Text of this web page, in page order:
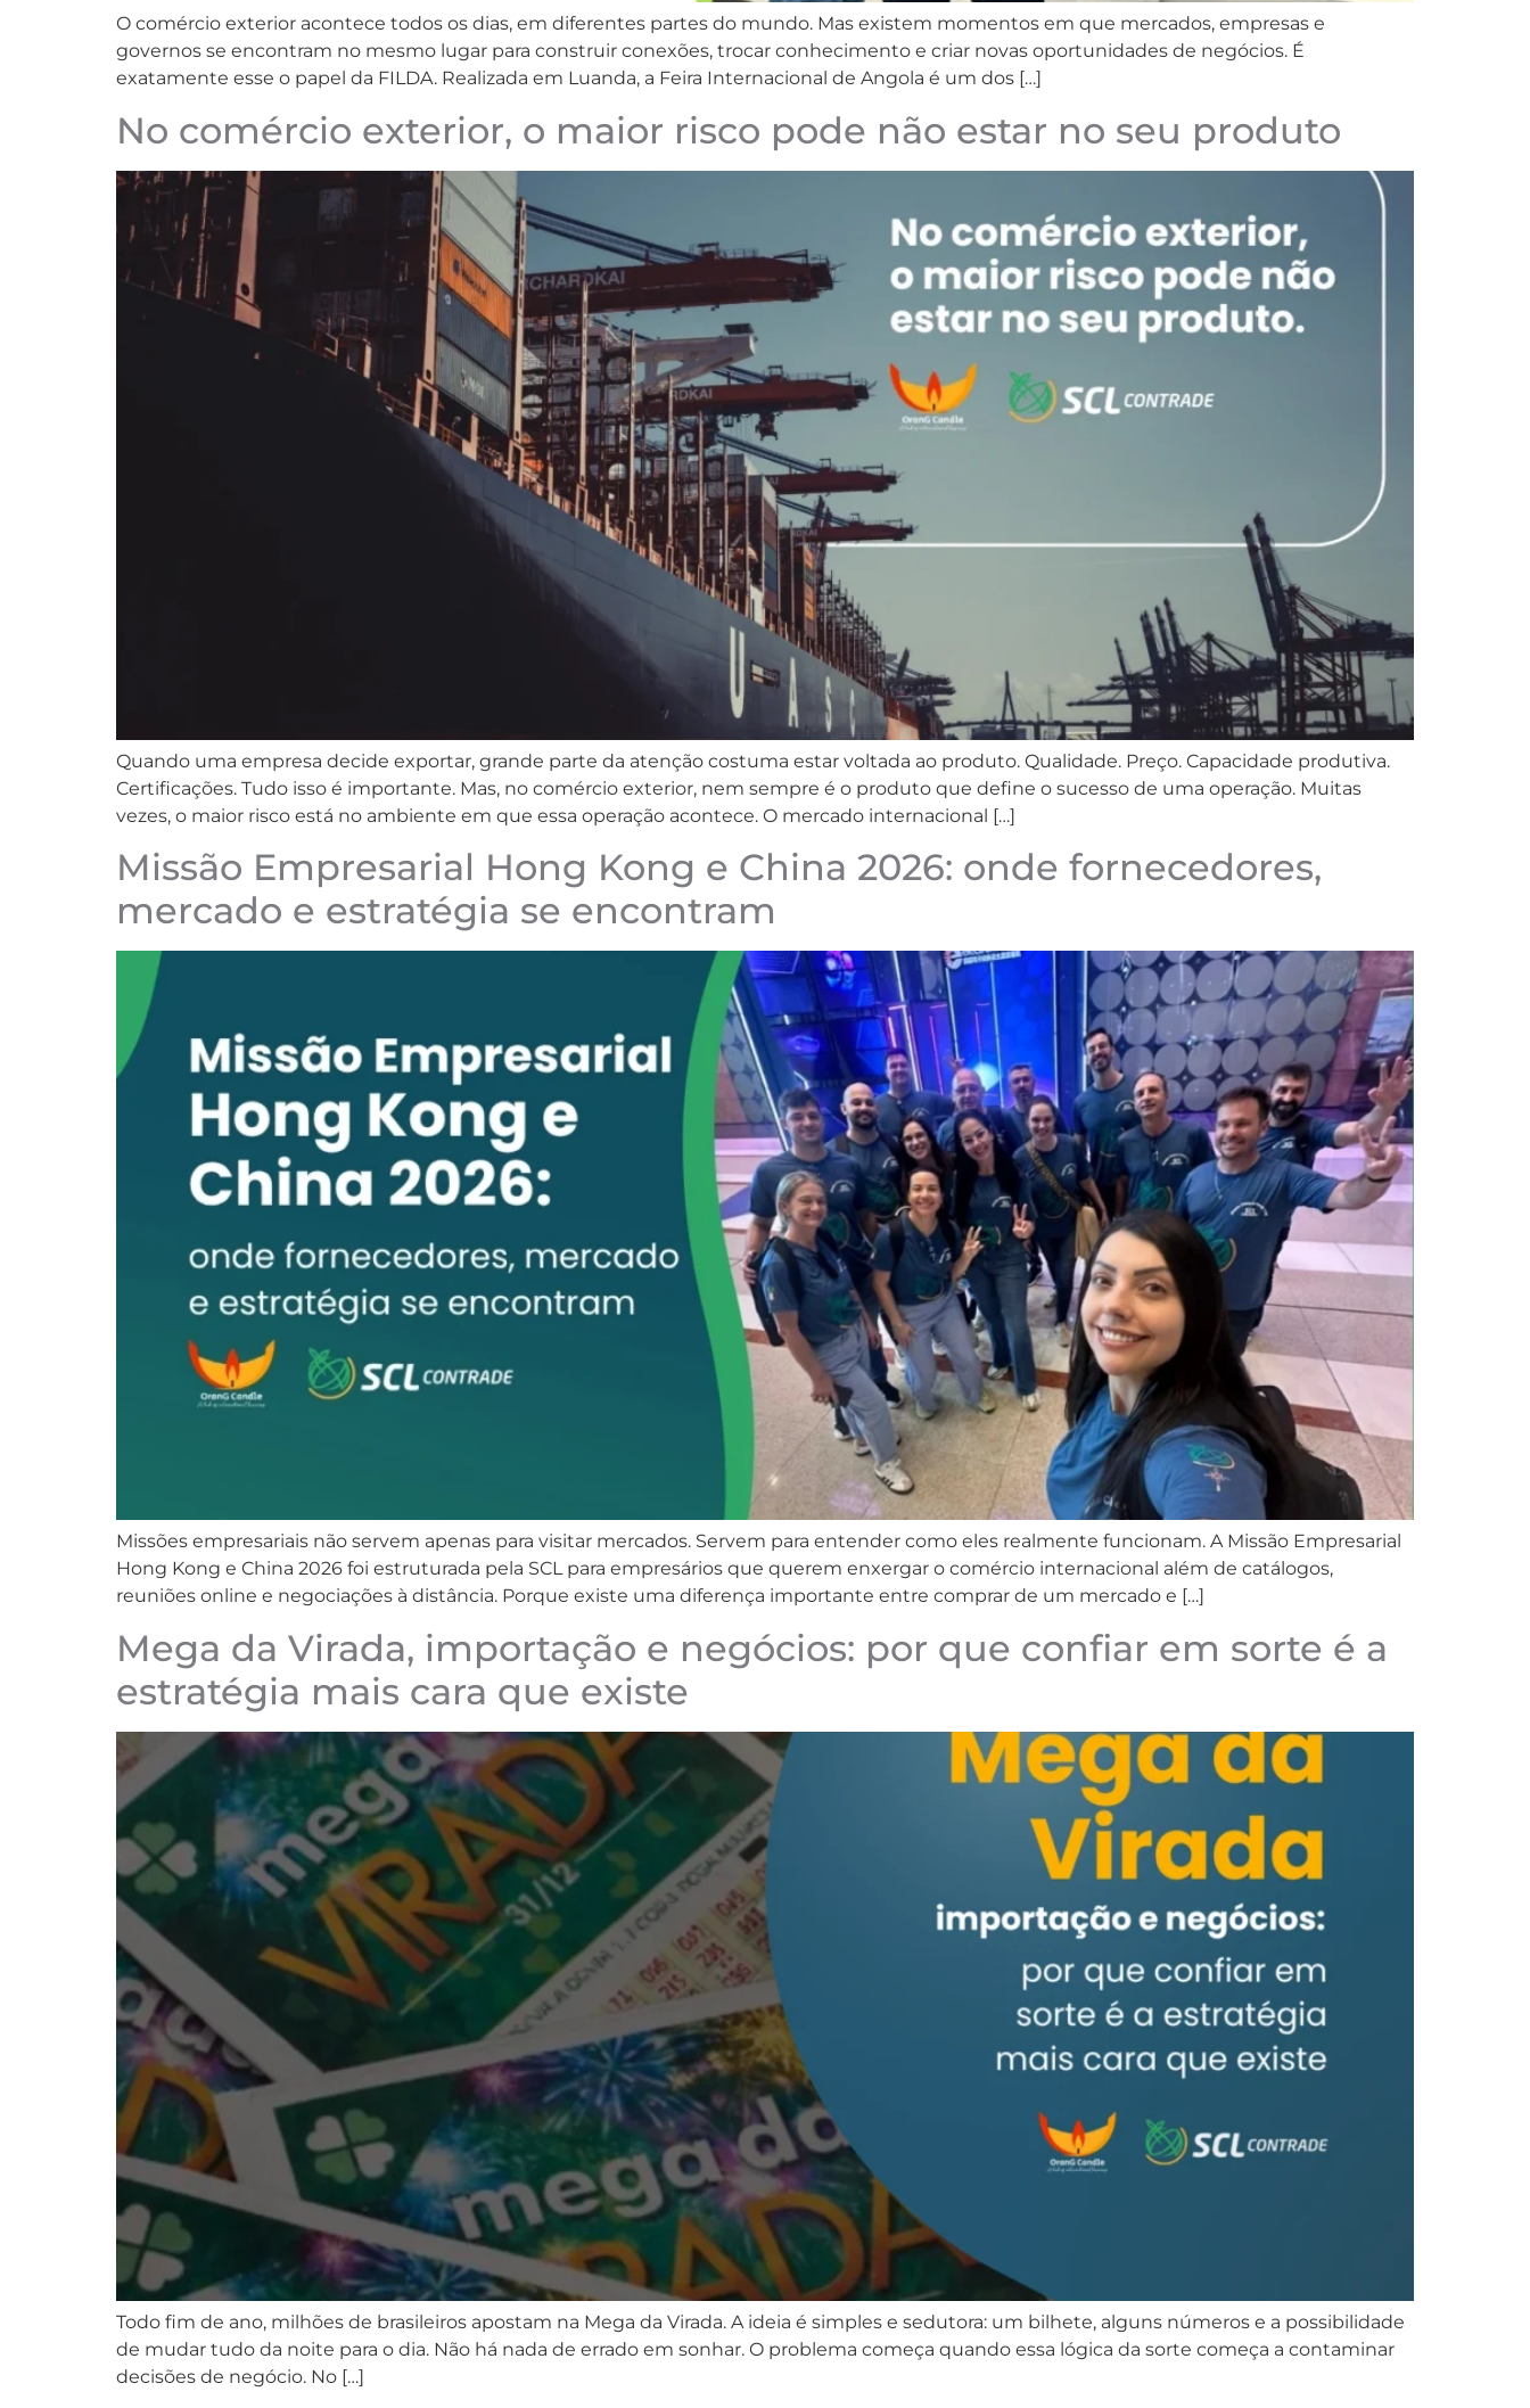
O comércio exterior acontece todos os dias, em diferentes partes do mundo. Mas existem momentos em que mercados, empresas e
governos se encontram no mesmo lugar para construir conexões, trocar conhecimento e criar novas oportunidades de negócios. É
exatamente esse o papel da FILDA. Realizada em Luanda, a Feira Internacional de Angola é um dos […]
No comércio exterior, o maior risco pode não estar no seu produto
Quando uma empresa decide exportar, grande parte da atenção costuma estar voltada ao produto. Qualidade. Preço. Capacidade produtiva.
Certificações. Tudo isso é importante. Mas, no comércio exterior, nem sempre é o produto que define o sucesso de uma operação. Muitas
vezes, o maior risco está no ambiente em que essa operação acontece. O mercado internacional […]
Missão Empresarial Hong Kong e China 2026: onde fornecedores,
mercado e estratégia se encontram
Missões empresariais não servem apenas para visitar mercados. Servem para entender como eles realmente funcionam. A Missão Empresarial
Hong Kong e China 2026 foi estruturada pela SCL para empresários que querem enxergar o comércio internacional além de catálogos,
reuniões online e negociações à distância. Porque existe uma diferença importante entre comprar de um mercado e […]
Mega da Virada, importação e negócios: por que confiar em sorte é a
estratégia mais cara que existe
Todo fim de ano, milhões de brasileiros apostam na Mega da Virada. A ideia é simples e sedutora: um bilhete, alguns números e a possibilidade
de mudar tudo da noite para o dia. Não há nada de errado em sonhar. O problema começa quando essa lógica da sorte começa a contaminar
decisões de negócio. No […]